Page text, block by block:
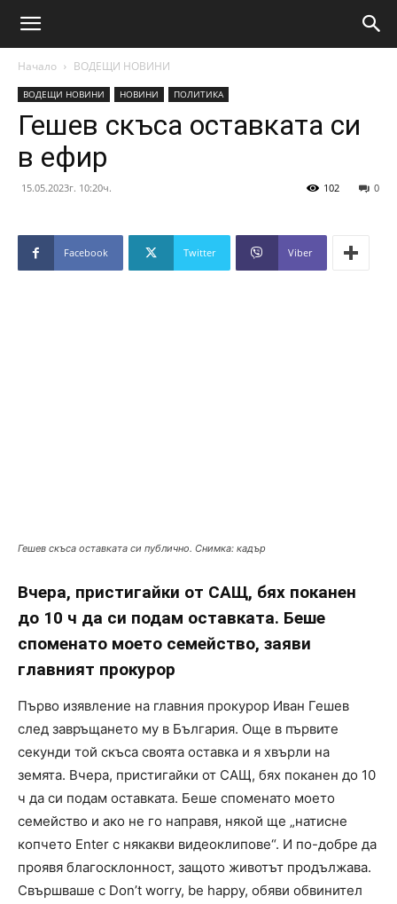
Начало ВОДЕЩИ НОВИНИ
ВОДЕЩИ НОВИНИ НОВИНИ ПОЛИТИКА
Гешев скъса оставката си
в ефир
15.05.2023г. 10:20ч. 0
102
Facebook Twitter Viber
Гешев скъса оставката си публично. Снимка: кадър
Вчера, пристигайки от САЩ, бях поканен
до 10 ч да си подам оставката. Беше
споменато моето семейство, заяви
главният прокурор
Първо изявление на главния прокурор Иван Гешев
след завръщането му в България. Още в първите
секунди той скъса своята оставка и я хвърли на
земята. Вчера, пристигайки от САЩ, бях поканен до 10
ч да си подам оставката. Беше споменато моето
семейство и ако не го направя, някой ще „натисне
копчето Еnter с някакви видеоклипове“. И по-добре да
проявя благосклонност, защото животът продължава.
Свършваше с Don’t worry, be happy, обяви обвинител